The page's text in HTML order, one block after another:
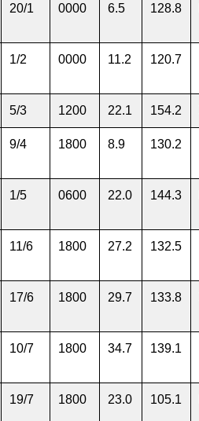
20/1 0000 6.5 128.8
1/2 0000 11.2 120.7
5/3 1200 22.1 154.2
9/4 1800 8.9 130.2
1/5 0600 22.0 144.3
11/6 1800 27.2 132.5
17/6 1800 29.7 133.8
10/7 1800 34.7 139.1
19/7 1800 23.0 105.1